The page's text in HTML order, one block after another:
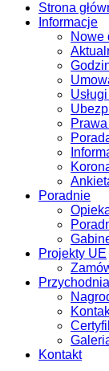
Strona
Informacje
Nowe
Poradnie
Projekty UE
Przychodnia
Kontakt